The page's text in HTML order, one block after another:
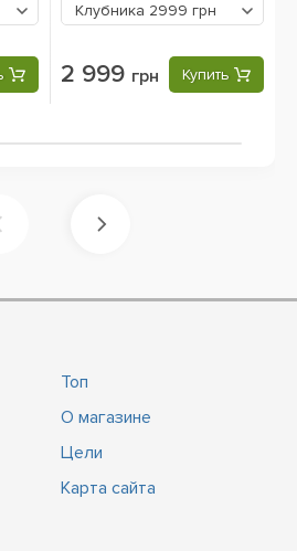
Клубника 2999 грн
2 999 грн Купить
Топ
О магазине
Цели
Карта сайта